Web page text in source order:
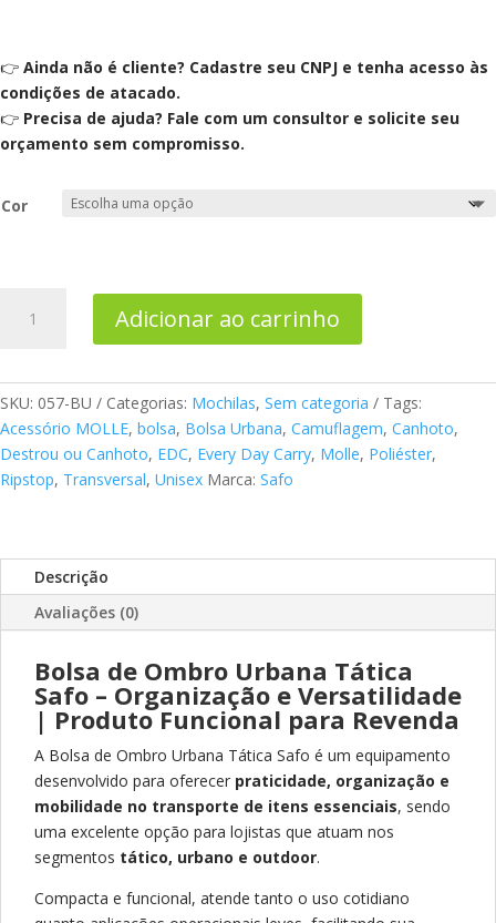
👉 Ainda não é cliente? Cadastre seu CNPJ e tenha acesso às
condições de atacado.
👉 Precisa de ajuda? Fale com um consultor e solicite seu
orçamento sem compromisso.
Cor
Tática
057-
BU
–
Versatilidade
Revenda
|
Tático
Urbano
quantidade
Adicionar ao carrinho
SKU: 057-BU Categorias: Mochilas, Sem categoria
Tags:
Acessório MOLLE, bolsa, Bolsa Urbana, Camuflagem, Canhoto,
Destrou ou Canhoto, EDC, Every Day Carry, Molle, Poliéster,
Ripstop, Transversal, Unisex Marca: Safo
Descrição
Avaliações (0)
Bolsa de Ombro Urbana Tática
Safo – Organização e Versatilidade
| Produto Funcional para Revenda
A Bolsa de Ombro Urbana Tática Safo é um equipamento
desenvolvido para oferecer praticidade, organização e
mobilidade no transporte de itens essenciais, sendo
uma excelente opção para lojistas que atuam nos
segmentos tático, urbano e outdoor.
Compacta e funcional, atende tanto o uso cotidiano